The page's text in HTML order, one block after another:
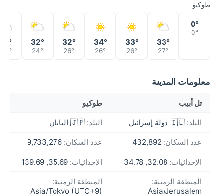
طوكيو
0°
0°
33°
27°
33°
26°
34°
26°
32°
26°
32°
24°
31°
23°
معلومات المدينة
تل أبيب طوكيو
البلد: 🇮🇱 دولة إسرائيل البلد: 🇯🇵 اليابان
عدد السكان: عدد السكان:
الإحداثيات: الإحداثيات:
المنطقة الزمنية:
Asia/Jerusalem
المنطقة الزمنية:
Asia/Tokyo (UTC+9)